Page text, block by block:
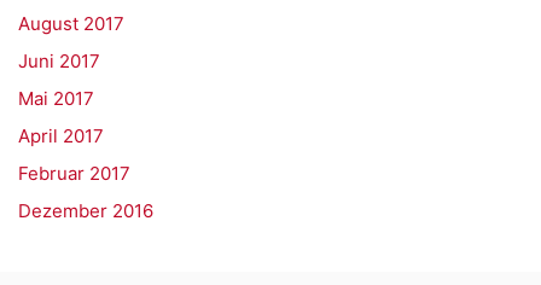
August 2017
Juni 2017
Mai 2017
April 2017
Februar 2017
Dezember 2016